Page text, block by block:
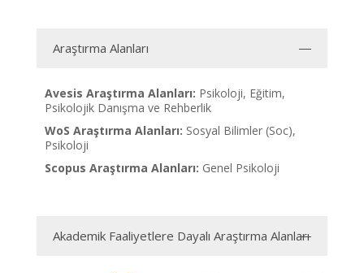
Araştırma Alanları
Avesis Araştırma Alanları: Psikoloji, Eğitim,
Psikolojik Danışma ve Rehberlik
WoS Araştırma Alanları: Sosyal Bilimler (Soc),
Psikoloji
Scopus Araştırma Alanları: Genel Psikoloji
Akademik Faaliyetlere Dayalı Araştırma Alanları